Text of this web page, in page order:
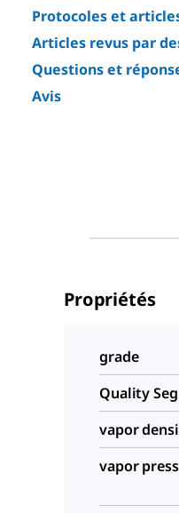
Protocoles et
Articles revus par
Questions et
Avis
Propriétés
grade
Quality
vapor
vapor